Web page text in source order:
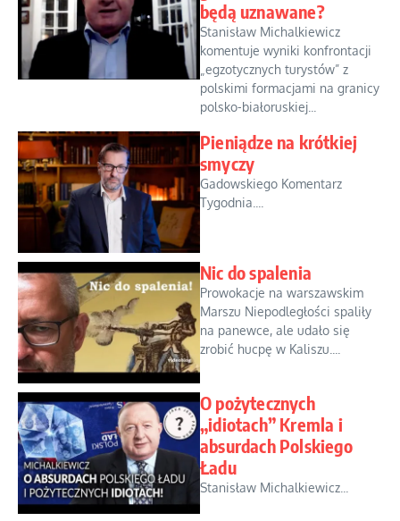
będą uznawane?
Stanisław Michalkiewicz
komentuje wyniki konfrontacji
„egzotycznych turystów” z
polskimi formacjami na granicy
polsko-białoruskiej...
Pieniądze na krótkiej
smyczy
Gadowskiego Komentarz
Tygodnia....
Nic do spalenia
Prowokacje na warszawskim
Marszu Niepodległości spaliły
na panewce, ale udało się
zrobić hucpę w Kaliszu....
O pożytecznych
„idiotach” Kremla i
absurdach Polskiego
Ładu
Stanisław Michalkiewicz...